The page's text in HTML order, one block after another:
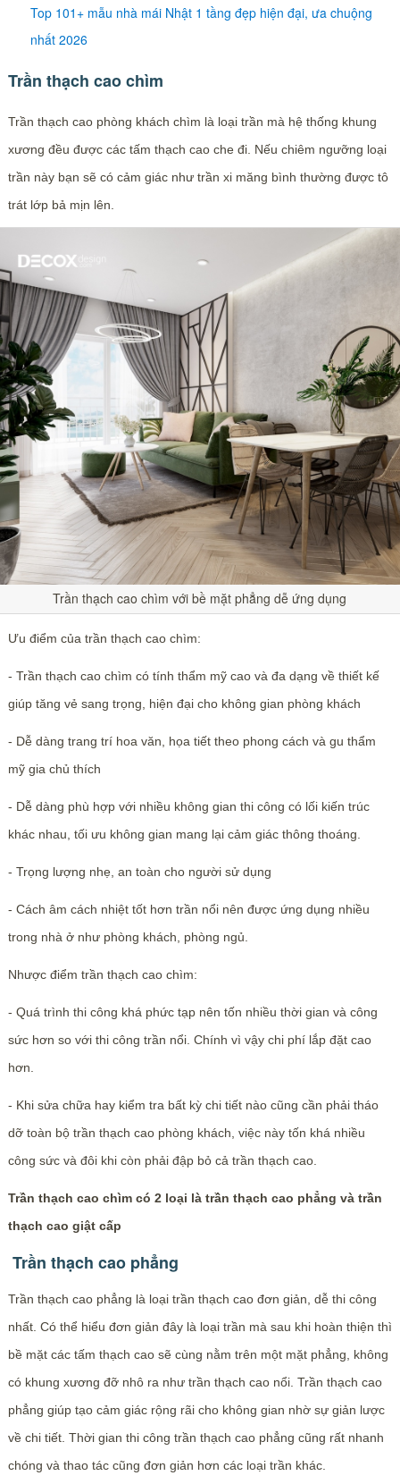
Top 101+ mẫu nhà mái Nhật 1 tầng đẹp hiện đại, ưa chuộng
nhất 2026
Trần thạch cao chìm
Trần thạch cao phòng khách chìm là loại trần mà hệ thống khung
xương đều được các tấm thạch cao che đi. Nếu chiêm ngưỡng loại
trần này bạn sẽ có cảm giác như trần xi măng bình thường được tô
trát lớp bả mịn lên.
Trần thạch cao chìm với bề mặt phẳng dễ ứng dụng
Ưu điểm của trần thạch cao chìm:
- Trần thạch cao chìm có tính thẩm mỹ cao và đa dạng về thiết kế
giúp tăng vẻ sang trọng, hiện đại cho không gian phòng khách
- Dễ dàng trang trí hoa văn, họa tiết theo phong cách và gu thẩm
mỹ gia chủ thích
- Dễ dàng phù hợp với nhiều không gian thi công có lối kiến trúc
khác nhau, tối ưu không gian mang lại cảm giác thông thoáng.
- Trọng lượng nhẹ, an toàn cho người sử dụng
- Cách âm cách nhiệt tốt hơn trần nổi nên được ứng dụng nhiều
trong nhà ở như phòng khách, phòng ngủ.
Nhược điểm trần thạch cao chìm:
- Quá trình thi công khá phức tạp nên tốn nhiều thời gian và công
sức hơn so với thi công trần nổi. Chính vì vậy chi phí lắp đặt cao
hơn.
- Khi sửa chữa hay kiểm tra bất kỳ chi tiết nào cũng cần phải tháo
dỡ toàn bộ trần thạch cao phòng khách, việc này tốn khá nhiều
công sức và đôi khi còn phải đập bỏ cả trần thạch cao.
Trần thạch cao chìm có 2 loại là trần thạch cao phẳng và trần
thạch cao giật cấp
Trần thạch cao phẳng
Trần thạch cao phẳng là loại trần thạch cao đơn giản, dễ thi công
nhất. Có thể hiểu đơn giản đây là loại trần mà sau khi hoàn thiện thì
bề mặt các tấm thạch cao sẽ cùng nằm trên một mặt phẳng, không
có khung xương đỡ nhô ra như trần thạch cao nổi. Trần thạch cao
phẳng giúp tạo cảm giác rộng rãi cho không gian nhờ sự giản lược
về chi tiết. Thời gian thi công trần thạch cao phẳng cũng rất nhanh
chóng và thao tác cũng đơn giản hơn các loại trần khác.